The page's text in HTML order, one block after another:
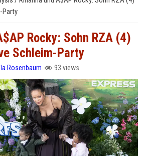
Party
Rocky: Sohn RZA (4)
Schleim-Party
Rosenbaum 93 views